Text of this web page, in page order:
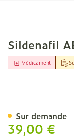
Sildenafil
Médicament
39,00 €
Sur demande